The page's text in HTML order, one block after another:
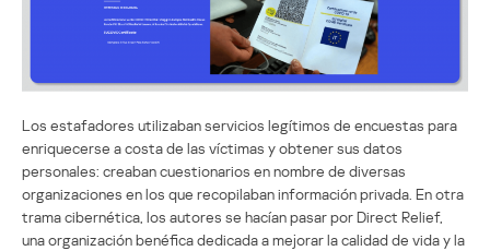
Los estafadores utilizaban servicios legítimos de encuestas para
enriquecerse a costa de las víctimas y obtener sus datos
personales: creaban cuestionarios en nombre de diversas
organizaciones en los que recopilaban información privada. En otra
trama cibernética, los autores se hacían pasar por Direct Relief,
una organización benéfica dedicada a mejorar la calidad de vida y la